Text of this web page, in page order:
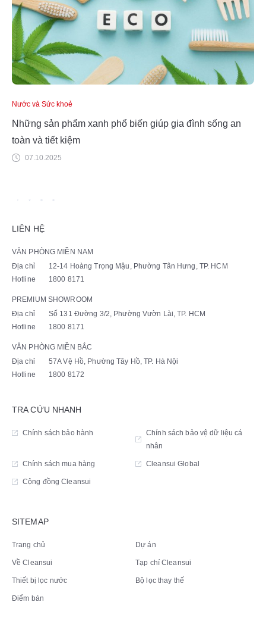
Nước và Sức khoẻ
Những sản phẩm xanh phổ biến giúp gia đình sống an
toàn và tiết kiệm
07.10.2025
LIÊN HỆ
VĂN PHÒNG MIỀN NAM
Địa chỉ
12-14 Hoàng Trọng Mậu, Phường Tân Hưng, TP. HCM
Hotline
1800 8171
PREMIUM SHOWROOM
Địa chỉ
Số 131 Đường 3/2, Phường Vườn Lài, TP. HCM
Hotline
1800 8171
VĂN PHÒNG MIỀN BẮC
Địa chỉ
57A Vệ Hồ, Phường Tây Hồ, TP. Hà Nội
Hotline
1800 8172
TRA CỨU NHANH
Chính sách bảo hành
Chính sách bảo vệ dữ liệu cá
nhân
Chính sách mua hàng Cleansui Global
Cộng đồng Cleansui
SITEMAP
Trang chủ Dự án
Về Cleansui Tạp chí Cleansui
Thiết bị lọc nước Bộ lọc thay thế
Điểm bán